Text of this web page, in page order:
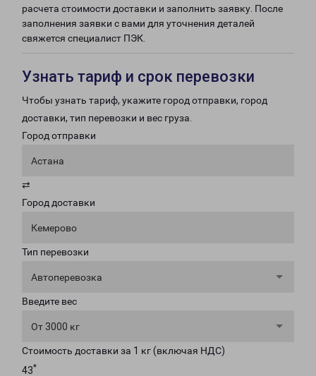
расчета стоимости доставки и заполнить заявку. После
заполнения заявки с вами для уточнения деталей
свяжется специалист ПЭК.
Узнать тариф и срок перевозки
Чтобы узнать тариф, укажите город отправки, город
доставки, тип перевозки и вес груза.
Город отправки
Астана
⇄
Город доставки
Кемерово
Тип перевозки
Автоперевозка
Введите вес
От 3000 кг
Стоимость доставки за 1 кг (включая НДС)
43*